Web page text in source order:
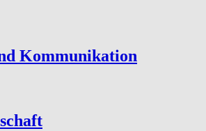
Kommunikation